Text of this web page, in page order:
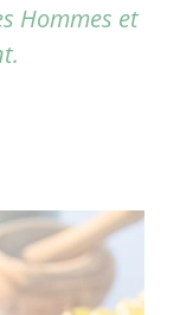
Hommes et